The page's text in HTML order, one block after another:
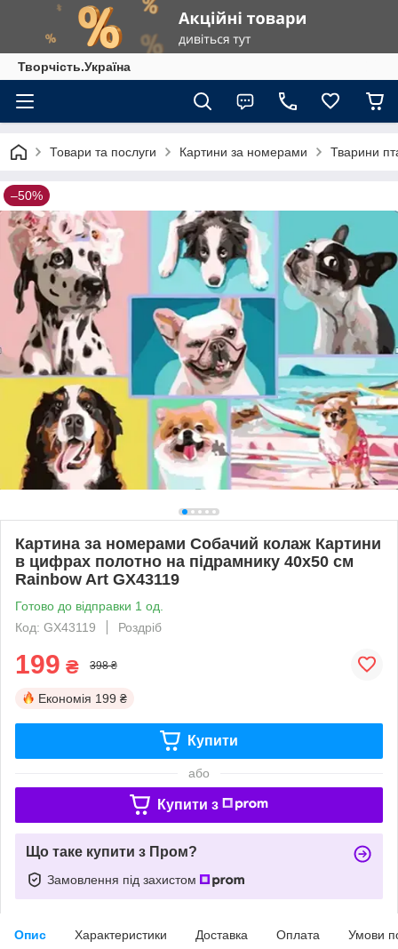
Творчість.Україна
Товари та послуги Картини за номерами Тварини
–50%
Картина за номерами Собачий колаж Картини
в цифрах полотно на підрамнику 40х50 см
Rainbow Art GX43119
Готово до відправки 1 од.
Код: GX43119
Роздріб
199 ₴ 398 ₴
Економія 199 ₴
Купити
або
Купити з
Що таке купити з Пром?
Замовлення під захистом
Опис Характеристики Доставка Оплата Умови